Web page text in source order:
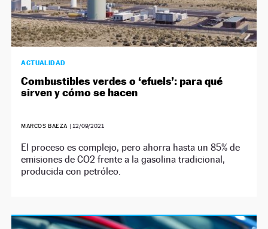
ACTUALIDAD
Combustibles verdes o ‘efuels’: para qué
sirven y cómo se hacen
MARCOS BAEZA | 12/09/2021
El proceso es complejo, pero ahorra hasta un 85% de
emisiones de CO2 frente a la gasolina tradicional,
producida con petróleo.